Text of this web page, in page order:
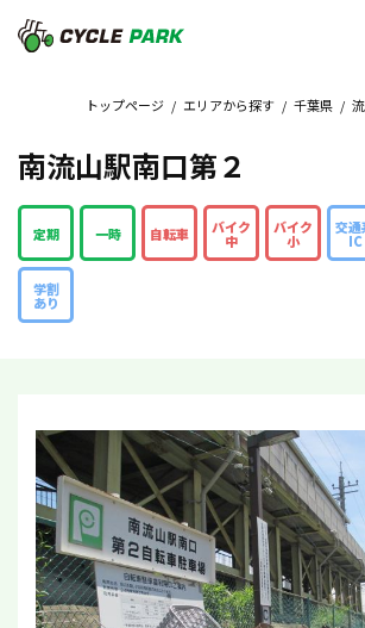
トップページ / エリアから探す / 千葉県 /
南流山駅南口第２
定期 一時 自転車 バイク
中
バイク
小
交通
IC
学割
あり